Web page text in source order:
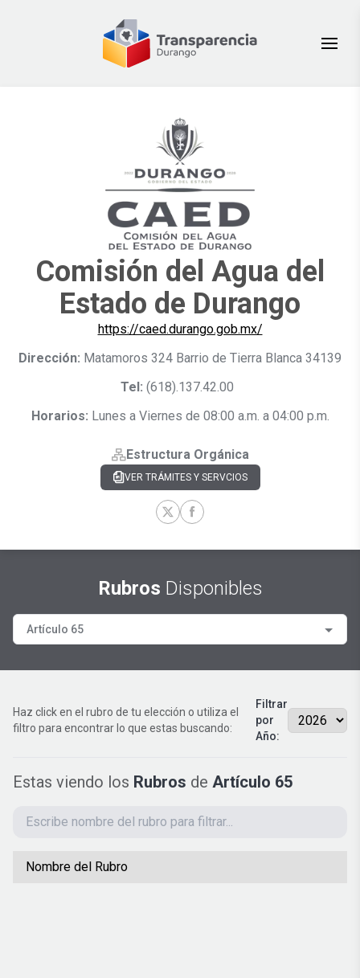
Comisión del Agua del
Estado de Durango
https://caed.durango.gob.mx/
Dirección: Matamoros 324 Barrio de Tierra Blanca 34139
Tel: (618).137.42.00
Horarios: Lunes a Viernes de 08:00 a.m. a 04:00 p.m.
Estructura Orgánica
VER TRÁMITES Y SERVCIOS
Rubros Disponibles
Artículo 65
Haz click en el rubro de tu elección o utiliza el
filtro para encontrar lo que estas buscando:
Filtrar
por
Año:
Estas viendo los Rubros de Artículo 65
Nombre del Rubro